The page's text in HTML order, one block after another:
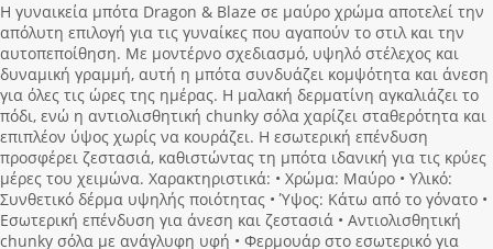
Η γυναικεία μπότα Dragon & Blaze σε μαύρο χρώμα αποτελεί την
απόλυτη επιλογή για τις γυναίκες που αγαπούν το στιλ και την
αυτοπεποίθηση. Με μοντέρνο σχεδιασμό, υψηλό στέλεχος και
δυναμική γραμμή, αυτή η μπότα συνδυάζει κομψότητα και άνεση
για όλες τις ώρες της ημέρας. Η μαλακή δερματίνη αγκαλιάζει το
πόδι, ενώ η αντιολισθητική chunky σόλα χαρίζει σταθερότητα και
επιπλέον ύψος χωρίς να κουράζει. Η εσωτερική επένδυση
προσφέρει ζεστασιά, καθιστώντας τη μπότα ιδανική για τις κρύες
μέρες του χειμώνα. Χαρακτηριστικά: • Χρώμα: Μαύρο • Υλικό:
Συνθετικό δέρμα υψηλής ποιότητας • Ύψος: Κάτω από το γόνατο •
Εσωτερική επένδυση για άνεση και ζεστασιά • Αντιολισθητική
chunky σόλα με ανάγλυφη υφή • Φερμουάρ στο εσωτερικό για